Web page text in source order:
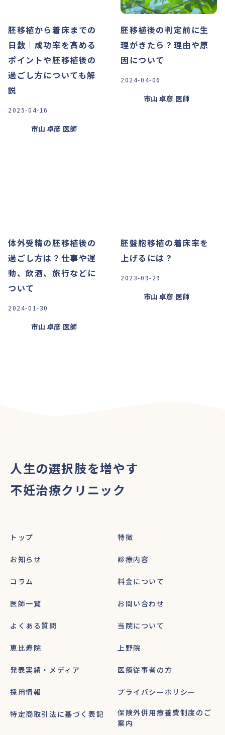
胚移植から着床までの
日数｜成功率を高める
ポイントや胚移植後の
過ごし方についても解
説
2025-04-16
市山 卓彦 医師
胚移植後の判定前に生
理がきたら？理由や原
因について
2024-04-06
市山 卓彦 医師
体外受精の胚移植後の
過ごし方は？仕事や運
動、飲酒、旅行などに
ついて
2024-01-30
市山 卓彦 医師
胚盤胞移植の着床率を
上げるには？
2023-09-29
市山 卓彦 医師
人生の選択肢を増やす
不妊治療クリニック
トップ 特徴
お知らせ 診療内容
コラム 料金について
医師一覧 お問い合わせ
よくある質問 当院について
恵比寿院 上野院
発表実績・メディア 医療従事者の方
採用情報 プライバシーポリシー
特定商取引法に基づく表記
保険外併用療養費制度のご
案内